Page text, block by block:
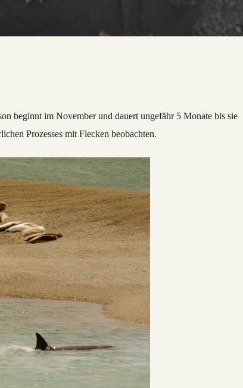
beginnt im November und dauert ungefähr 5 Monate bis sie
Prozesses mit Flecken beobachten.